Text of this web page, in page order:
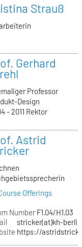
Strauß
Gerhard
Professor
Design
- 2011 Rektor
Astrid
Offerings
NumberF1.04/H1.03
stricker(at)kh-
https://